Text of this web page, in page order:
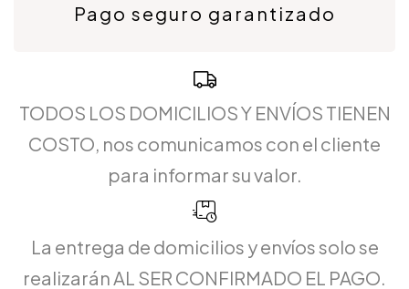
Pago seguro garantizado
TODOS LOS DOMICILIOS Y ENVÍOS TIENEN
COSTO, nos comunicamos con el cliente
para informar su valor.
La entrega de domicilios y envíos solo se
realizarán AL SER CONFIRMADO EL PAGO.